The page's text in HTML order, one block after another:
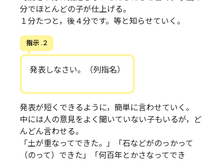
分でほとんどの子が仕上げる。
１分たつと，後４分です。等と知らせていく。
指示 . 2
発表しなさい。（列指名）
発表が短くできるように，簡単に言わせていく。
中には人の意見をよく聞いていない子もいるが，ど
んどん言わせる。
「土が重なってできた。」「石などがのっかって
（のって）できた」「何百年とかさなってでき